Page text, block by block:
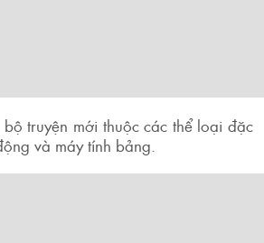
truyện mới thuộc các thể loại đặc
và máy tính bảng.